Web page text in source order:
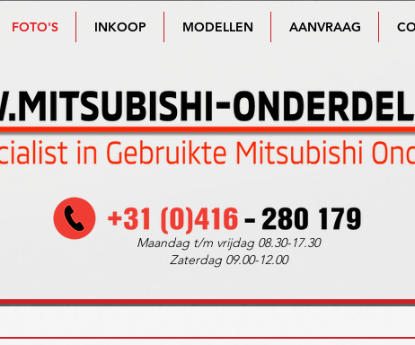
FOTO'S INKOOP MODELLEN AANVRAAG
Maandag t/m vrijdag 08.30-17.30
Zaterdag 09.00-12.00